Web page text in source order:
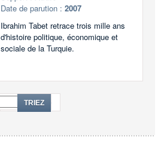
Date de parution : 2007
Ibrahim Tabet retrace trois mille ans
d'histoire politique, économique et
sociale de la Turquie.
41
TRIEZ